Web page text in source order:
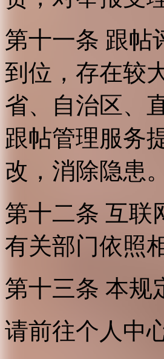
第十一条 跟帖
到位，存在较
省、自治区、
跟帖管理服务
改，消除隐患。
第十二条 互联
有关部门依照
第十三条 本规
请前往个人中